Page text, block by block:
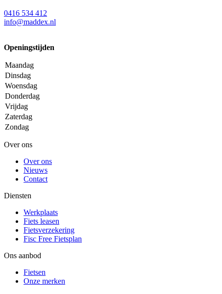
0416 534 412
info@maddex.nl
Openingstijden
Maandag
Dinsdag
Woensdag
Donderdag
Vrijdag
Zaterdag
Zondag
Over ons
Over ons
Nieuws
Contact
Diensten
Werkplaats
Fiets leasen
Fietsverzekering
Fisc Free Fietsplan
Ons aanbod
Fietsen
Onze merken